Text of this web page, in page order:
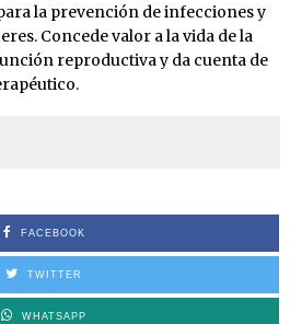
la prevención de infecciones y
Concede valor a la vida de la
reproductiva y da cuenta de
FACEBOOK
TWITTER
WHATSAPP